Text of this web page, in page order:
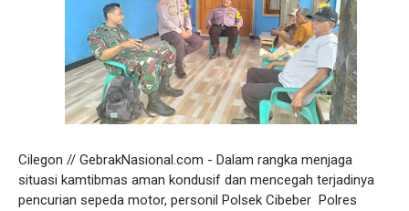
Cilegon // GebrakNasional.com - Dalam rangka menjaga
situasi kamtibmas aman kondusif dan mencegah terjadinya
pencurian sepeda motor, personil Polsek Cibeber Polres